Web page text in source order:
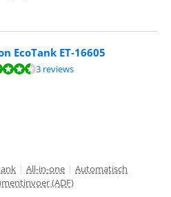
EcoTank ET-16605
op 3 reviews.
3 reviews
| All-in-one | Automatisch
(ADF)